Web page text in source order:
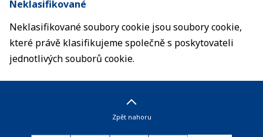
Neklasifikované
Neklasifikované soubory cookie jsou soubory cookie,
které právě klasifikujeme společně s poskytovateli
jednotlivých souborů cookie.
Zpět nahoru